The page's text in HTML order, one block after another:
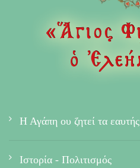
Η Αγάπη ου ζητεί τα εαυτής
Ιστορία - Πολιτισμός